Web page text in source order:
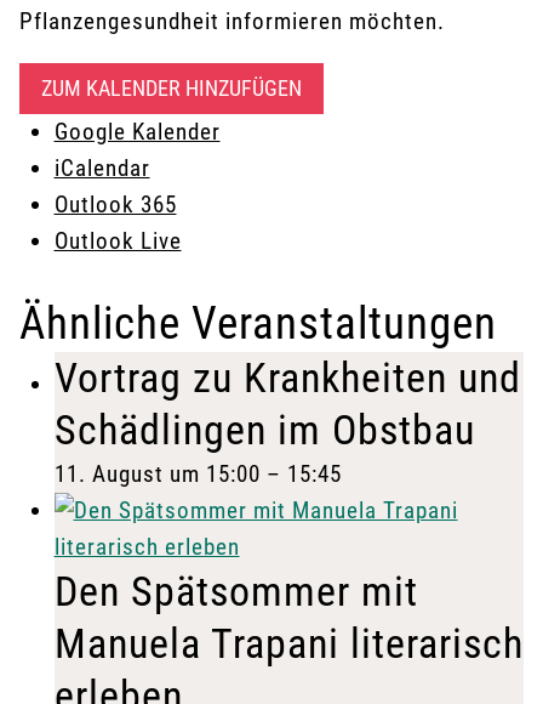
Pflanzengesundheit informieren möchten.
ZUM KALENDER HINZUFÜGEN
Google Kalender
iCalendar
Outlook 365
Outlook Live
Ähnliche Veranstaltungen
Vortrag zu Krankheiten und
Schädlingen im Obstbau
11. August um 15:00 – 15:45
Den Spätsommer mit
Manuela Trapani literarisch